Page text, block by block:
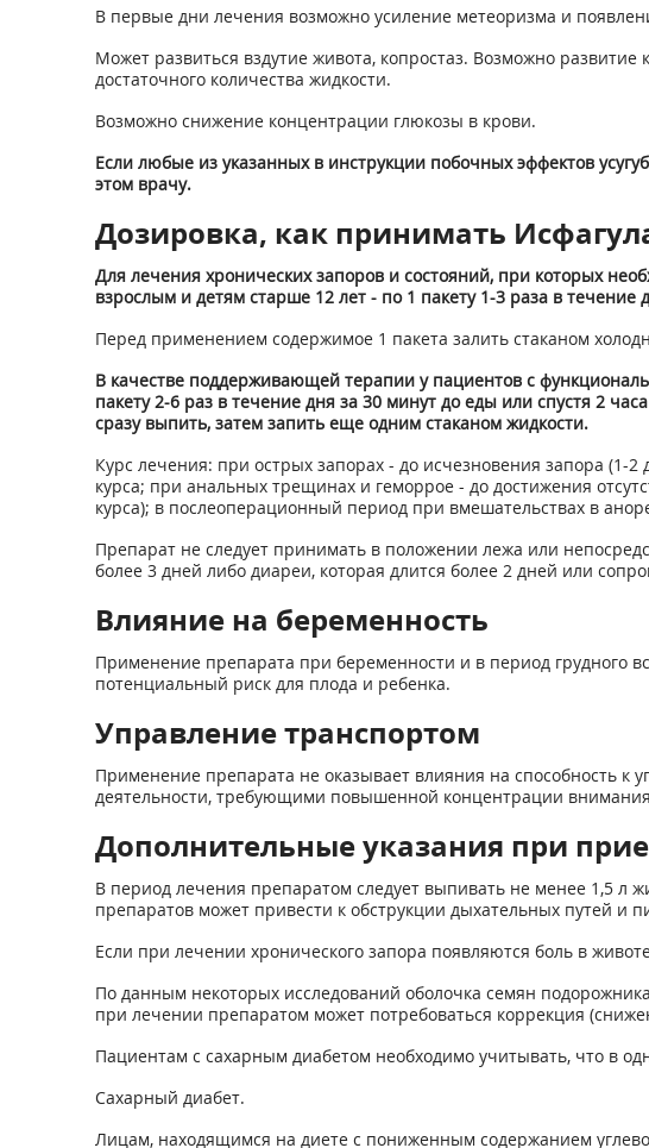
В первые дни лечения возможно усиление метеоризма и
Может развиться вздутие живота, копростаз. Возможно
достаточного количества жидкости.
Возможно снижение концентрации глюкозы в крови.
Если любые из указанных в инструкции побочных эффектов
этом врачу.
Дозировка, как принимать
Для лечения хронических запоров и состояний, при которых
взрослым и детям старше 12 лет - по 1 пакету 1-3 раза в
Перед применением содержимое 1 пакета залить стаканом
В качестве поддерживающей терапии у пациентов с
пакету 2-6 раз в течение дня за 30 минут до еды или спустя 2
сразу выпить, затем запить еще одним стаканом жидкости.
Курс лечения: при острых запорах - до исчезновения запора (1-
курса; при анальных трещинах и геморрое - до достижения
курса); в послеоперационный период при вмешательствах в
Препарат не следует принимать в положении лежа или
более 3 дней либо диареи, которая длится более 2 дней или
Влияние на беременность
Применение препарата при беременности и в период грудного
потенциальный риск для плода и ребенка.
Управление транспортом
Применение препарата не оказывает влияния на способность
деятельности, требующими повышенной концентрации
Дополнительные указания при
В период лечения препаратом следует выпивать не менее 1,5 л
препаратов может привести к обструкции дыхательных путей
Если при лечении хронического запора появляются боль в
По данным некоторых исследований оболочка семян
при лечении препаратом может потребоваться коррекция
Пациентам с сахарным диабетом необходимо учитывать, что в
Сахарный диабет.
Лицам, находящимся на диете с пониженным содержанием